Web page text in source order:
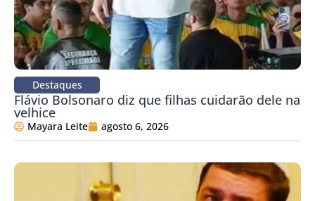
Destaques
Flávio Bolsonaro diz que filhas cuidarão dele na
velhice
Mayara Leite agosto 6, 2026